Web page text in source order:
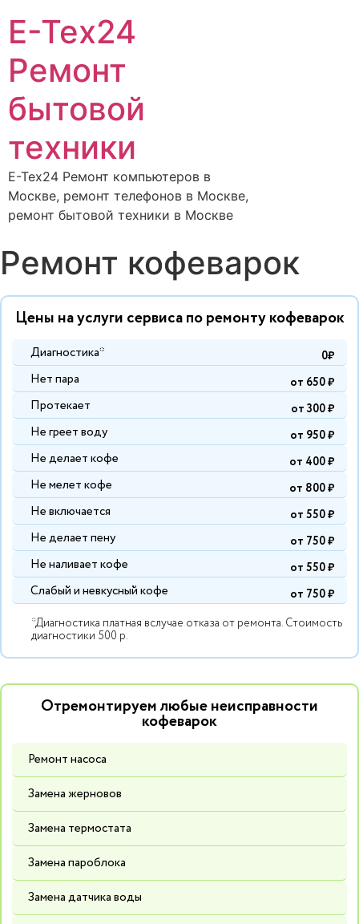
E-Tex24
Ремонт
бытовой
техники
E-Tex24 Ремонт компьютеров в
Москве, ремонт телефонов в Москве,
ремонт бытовой техники в Москве
Ремонт кофеварок
Цены на услуги сервиса по ремонту кофеварок
Диагностика* 0₽
Нет пара от 650 ₽
Протекает от 300 ₽
Не греет воду от 950 ₽
Не делает кофе от 400 ₽
Не мелет кофе от 800 ₽
Не включается от 550 ₽
Не делает пену от 750 ₽
Не наливает кофе от 550 ₽
Слабый и невкусный кофе
от 750 ₽
*Диагностика платная вслучае отказа от ремонта. Стоимость
диагностики 500 р.
Отремонтируем любые неисправности
кофеварок
Ремонт насоса
Замена жерновов
Замена термостата
Замена пароблока
Замена датчика воды